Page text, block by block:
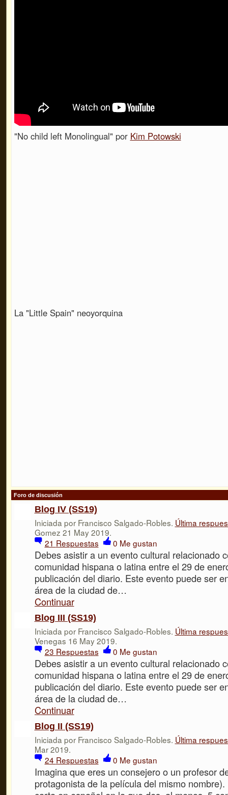
"No child left Monolingual" por Kim Potowski
La "Little Spain" neoyorquina
Foro de discusión
Blog IV (SS19)
Iniciada por Francisco Salgado-Robles. Última
Gomez 21 May 2019.
21 Respuestas 0 Me gustan
Debes asistir a un evento cultural relacionado
comunidad hispana o latina entre el 29 de
publicación del diario. Este evento puede ser
área de la ciudad de…
Continuar
Blog III (SS19)
Iniciada por Francisco Salgado-Robles. Última
Venegas 16 May 2019.
23 Respuestas 0 Me gustan
Debes asistir a un evento cultural relacionado
comunidad hispana o latina entre el 29 de
publicación del diario. Este evento puede ser
área de la ciudad de…
Continuar
Blog II (SS19)
Iniciada por Francisco Salgado-Robles. Última
Mar 2019.
24 Respuestas 0 Me gustan
Imagina que eres un consejero o un profesor
protagonista de la película del mismo